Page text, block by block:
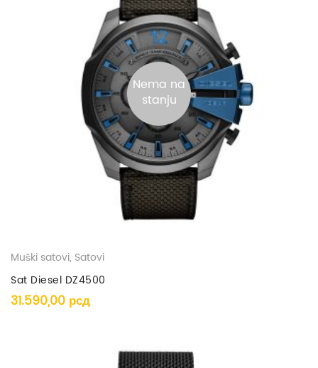
Nema na
stanju
Muški satovi, Satovi
Sat Diesel DZ4500
31.590,00 рсд